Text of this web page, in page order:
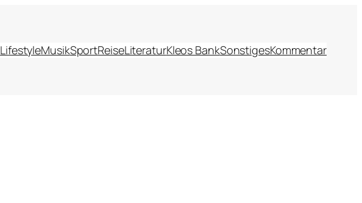
LifestyleMusikSportReiseLiteraturKleos BankSonstigesKommentar